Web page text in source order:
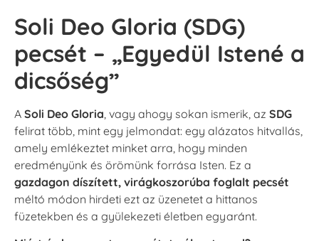
Soli Deo Gloria (SDG)
pecsét – „Egyedül Istené a
dicsőség”
A Soli Deo Gloria, vagy ahogy sokan ismerik, az SDG
felirat több, mint egy jelmondat: egy alázatos hitvallás,
amely emlékeztet minket arra, hogy minden
eredményünk és örömünk forrása Isten. Ez a
gazdagon díszített, virágkoszorúba foglalt pecsét
méltó módon hirdeti ezt az üzenetet a hittanos
füzetekben és a gyülekezeti életben egyaránt.